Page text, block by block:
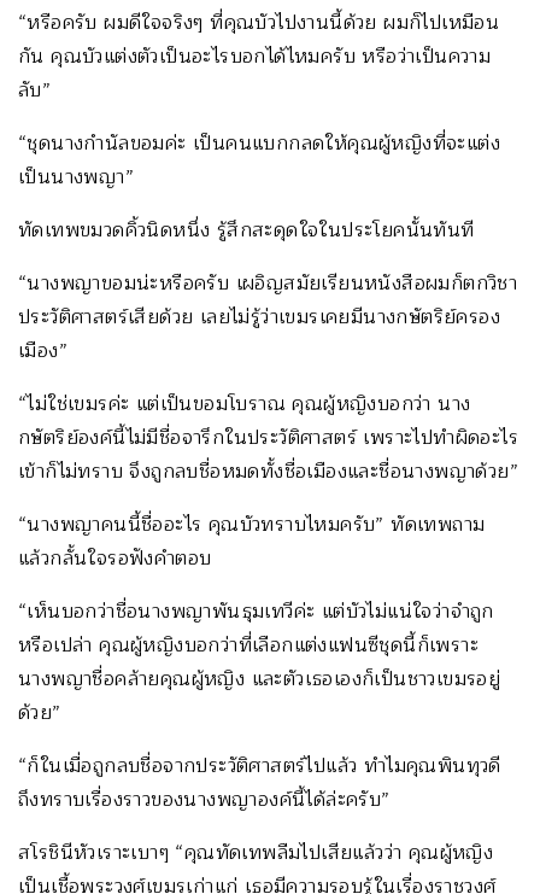
“หรือครับ ผมดีใจจริงๆ ที่คุณบัวไปงานนี้ด้วย ผมก็ไปเหมือน
กัน คุณบัวแต่งตัวเป็นอะไรบอกได้ไหมครับ หรือว่าเป็นความ
ลับ”
“ชุดนางกำนัลขอมค่ะ เป็นคนแบกกลดให้คุณผู้หญิงที่จะแต่ง
เป็นนางพญา”
ทัดเทพขมวดคิ้วนิดหนึ่ง รู้สึกสะดุดใจในประโยคนั้นทันที
“นางพญาขอมน่ะหรือครับ เผอิญสมัยเรียนหนังสือผมก็ตกวิชา
ประวัติศาสตร์เสียด้วย เลยไม่รู้ว่าเขมรเคยมีนางกษัตริย์ครอง
เมือง”
“ไม่ใช่เขมรค่ะ แต่เป็นขอมโบราณ คุณผู้หญิงบอกว่า นาง
กษัตริย์องค์นี้ไม่มีชื่อจารึกในประวัติศาสตร์ เพราะไปทำผิดอะไร
เข้าก็ไม่ทราบ จึงถูกลบชื่อหมดทั้งชื่อเมืองและชื่อนางพญาด้วย”
“นางพญาคนนี้ชื่ออะไร คุณบัวทราบไหมครับ” ทัดเทพถาม
แล้วกลั้นใจรอฟังคำตอบ
“เห็นบอกว่าชื่อนางพญาพันธุมเทวีค่ะ แต่บัวไม่แน่ใจว่าจำถูก
หรือเปล่า คุณผู้หญิงบอกว่าที่เลือกแต่งแฟนซีชุดนี้ก็เพราะ
นางพญาชื่อคล้ายคุณผู้หญิง และตัวเธอเองก็เป็นชาวเขมรอยู่
ด้วย”
“ก็ในเมื่อถูกลบชื่อจากประวัติศาสตร์ไปแล้ว ทำไมคุณพินทุวดี
ถึงทราบเรื่องราวของนางพญาองค์นี้ได้ล่ะครับ”
สโรชินีหัวเราะเบาๆ “คุณทัดเทพลืมไปเสียแล้วว่า คุณผู้หญิง
เป็นเชื้อพระวงศ์เขมรเก่าแก่ เธอมีความรอบรู้ในเรื่องราชวงศ์